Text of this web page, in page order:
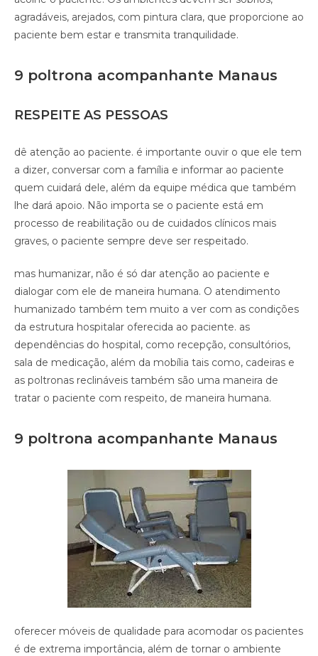
agradáveis, arejados, com pintura clara, que proporcione ao
paciente bem estar e transmita tranquilidade.
9 poltrona acompanhante Manaus
RESPEITE AS PESSOAS
dê atenção ao paciente. é importante ouvir o que ele tem
a dizer, conversar com a família e informar ao paciente
quem cuidará dele, além da equipe médica que também
lhe dará apoio. Não importa se o paciente está em
processo de reabilitação ou de cuidados clínicos mais
graves, o paciente sempre deve ser respeitado.
mas humanizar, não é só dar atenção ao paciente e
dialogar com ele de maneira humana. O atendimento
humanizado também tem muito a ver com as condições
da estrutura hospitalar oferecida ao paciente. as
dependências do hospital, como recepção, consultórios,
sala de medicação, além da mobília tais como, cadeiras e
as poltronas reclináveis também são uma maneira de
tratar o paciente com respeito, de maneira humana.
9 poltrona acompanhante Manaus
oferecer móveis de qualidade para acomodar os pacientes
é de extrema importância, além de tornar o ambiente